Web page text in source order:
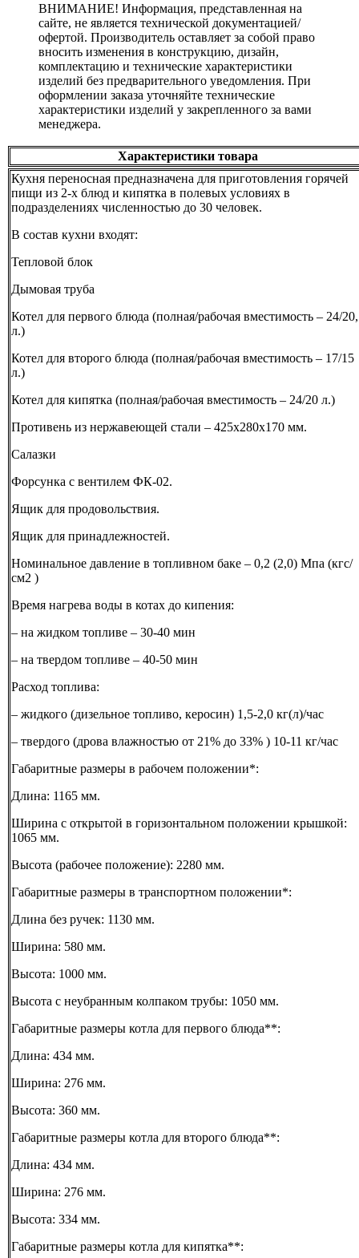
ВНИМАНИЕ! Информация, представленная на
сайте, не является технической документацией/
офертой. Производитель оставляет за собой право
вносить изменения в конструкцию, дизайн,
комплектацию и технические характеристики
изделий без предварительного уведомления. При
оформлении заказа уточняйте технические
характеристики изделий у закрепленного за вами
менеджера.
Характеристики товара
Кухня переносная предназначена для приготовления горячей
пищи из 2-х блюд и кипятка в полевых условиях в
подразделениях численностью до 30 человек.
В состав кухни входят:
Тепловой блок
Дымовая труба
Котел для первого блюда (полная/рабочая вместимость – 24/
л.)
Котел для второго блюда (полная/рабочая вместимость – 17/15
л.)
Котел для кипятка (полная/рабочая вместимость – 24/20 л.)
Противень из нержавеющей стали – 425х280х170 мм.
Салазки
Форсунка с вентилем ФК-02.
Ящик для продовольствия.
Ящик для принадлежностей.
Номинальное давление в топливном баке – 0,2 (2,0) Мпа (кгс/
см2 )
Время нагрева воды в котах до кипения:
– на жидком топливе – 30-40 мин
– на твердом топливе – 40-50 мин
Расход топлива:
– жидкого (дизельное топливо, керосин) 1,5-2,0 кг(л)/час
– твердого (дрова влажностью от 21% до 33% ) 10-11 кг/час
Габаритные размеры в рабочем положении*:
Длина: 1165 мм.
Ширина с открытой в горизонтальном положении крышкой:
1065 мм.
Высота (рабочее положение): 2280 мм.
Габаритные размеры в транспортном положении*:
Длина без ручек: 1130 мм.
Ширина: 580 мм.
Высота: 1000 мм.
Высота с неубранным колпаком трубы: 1050 мм.
Габаритные размеры котла для первого блюда**:
Длина: 434 мм.
Ширина: 276 мм.
Высота: 360 мм.
Габаритные размеры котла для второго блюда**:
Длина: 434 мм.
Ширина: 276 мм.
Высота: 334 мм.
Габаритные размеры котла для кипятка**: